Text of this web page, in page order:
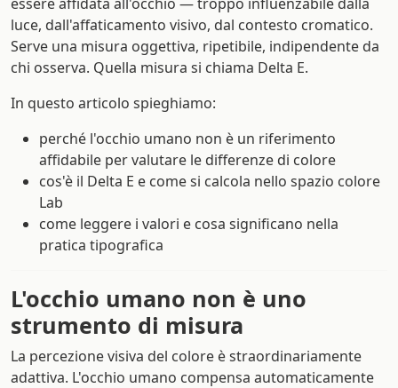
luce, dall'affaticamento visivo, dal contesto cromatico.
Serve una misura oggettiva, ripetibile, indipendente da
chi osserva. Quella misura si chiama Delta E.
In questo articolo spieghiamo:
perché l'occhio umano non è un riferimento
affidabile per valutare le differenze di colore
cos'è il Delta E e come si calcola nello spazio colore
Lab
come leggere i valori e cosa significano nella
pratica tipografica
L'occhio umano non è uno
strumento di misura
La percezione visiva del colore è straordinariamente
adattiva. L'occhio umano compensa automaticamente